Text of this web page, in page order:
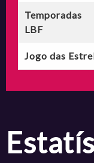
Temporadas
LBF
Jogo das